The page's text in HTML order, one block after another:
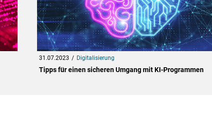
31.07.2023 Digitalisierung
Tipps für einen sicheren Umgang mit KI-Programmen